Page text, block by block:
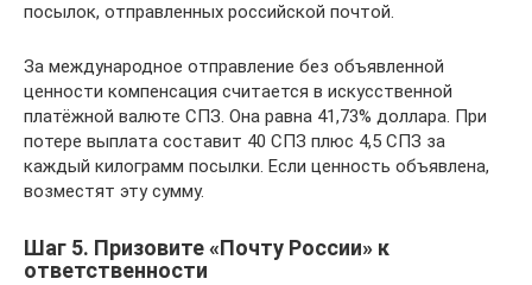
посылок, отправленных российской почтой.
За международное отправление без объявленной
ценности компенсация считается в искусственной
платёжной валюте СПЗ. Она равна 41,73% доллара. При
потере выплата составит 40 СПЗ плюс 4,5 СПЗ за
каждый килограмм посылки. Если ценность объявлена,
возместят эту сумму.
Шаг 5. Призовите «Почту России» к
ответственности